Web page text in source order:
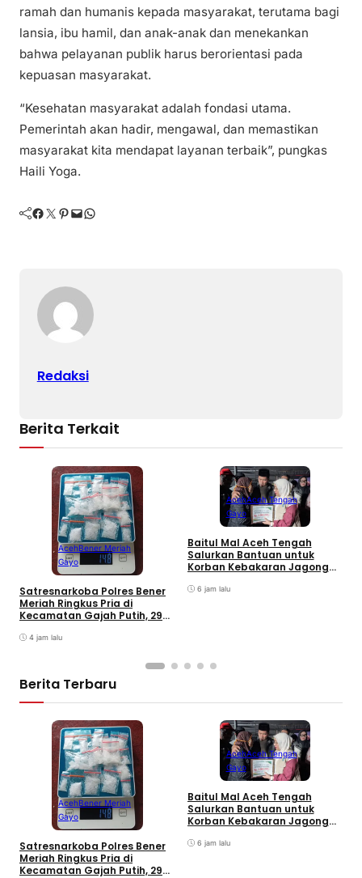
ramah dan humanis kepada masyarakat, terutama bagi
lansia, ibu hamil, dan anak-anak dan menekankan
bahwa pelayanan publik harus berorientasi pada
kepuasan masyarakat.
“Kesehatan masyarakat adalah fondasi utama.
Pemerintah akan hadir, mengawal, dan memastikan
masyarakat kita mendapat layanan terbaik”, pungkas
Haili Yoga.
Facebook Twitter Pinterest Mail WhatsApp
Redaksi
Berita Terkait
AcehBener Meriah
Gayo
Satresnarkoba Polres Bener
Meriah Ringkus Pria di
Kecamatan Gajah Putih, 29
Ganja Diamankan
4 jam lalu
AcehAceh Tengah
Gayo
Baitul Mal Aceh Tengah
Salurkan Bantuan untuk
Korban Kebakaran Jagong
6 jam lalu
Berita Terbaru
AcehBener Meriah
Gayo
Satresnarkoba Polres Bener
Meriah Ringkus Pria di
Kecamatan Gajah Putih, 29
AcehAceh Tengah
Gayo
Baitul Mal Aceh Tengah
Salurkan Bantuan untuk
Korban Kebakaran Jagong
6 jam lalu